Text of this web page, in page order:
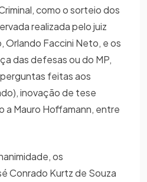
como o sorteio dos
realizada pelo juiz
Orlando Faccini Neto, e os
das defesas ou do MP,
feitas aos
inovação de tese
a Mauro Hoffamann, entre
os
Conrado Kurtz de Souza